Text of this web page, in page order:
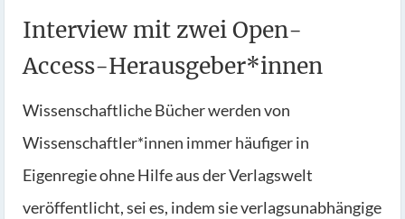
Interview mit zwei Open-
Access-Herausgeber*innen
Wissenschaftliche Bücher werden von
Wissenschaftler*innen immer häufiger in
Eigenregie ohne Hilfe aus der Verlagswelt
veröffentlicht, sei es, indem sie verlagsunabhängige